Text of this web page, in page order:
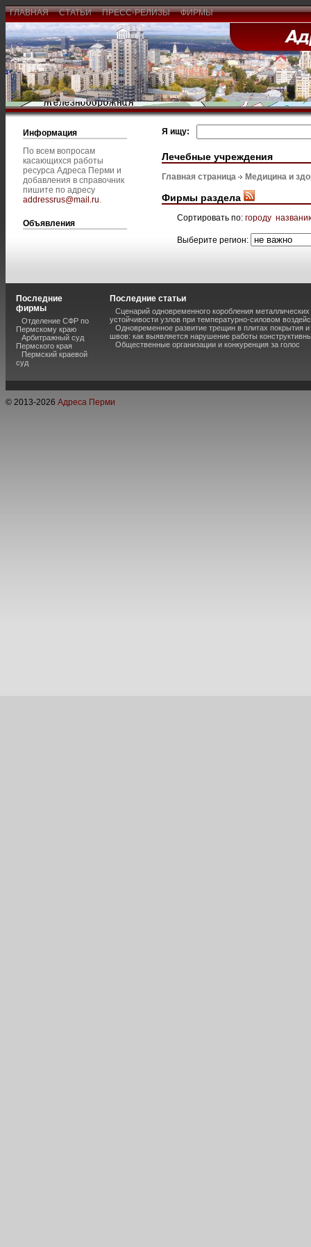
ГЛАВНАЯ СТАТЬИ ПРЕСС-РЕЛИЗЫ ФИРМЫ
Информация
По всем вопросам
касающихся работы
ресурса Адреса Перми и
добавления в справочник
пишите по адресу
addressrus@mail.ru.
Объявления
Я ищу:
Лечебные учреждения
Главная страница Медицина и
Фирмы раздела
Сортировать по: городу
Выберите регион:
Последние
фирмы
Отделение СФР по
Пермскому краю
Арбитражный суд
Пермского края
Пермский краевой
суд
Последние статьи
Сценарий одновременного коробления
устойчивости узлов при температурно-силовом
Одновременное развитие трещин в плитах покрытия
швов: как выявляется нарушение работы
Общественные организации и конкуренция за голос
© 2013-2026 Адреса Перми